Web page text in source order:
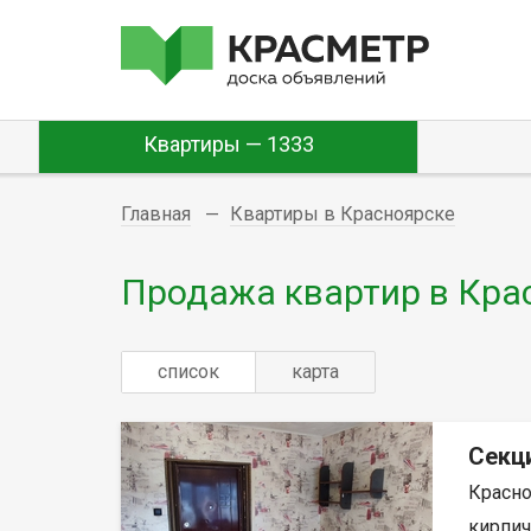
Квартиры — 1333
Главная Квартиры в Красноярске
Продажа квартир в
список карта